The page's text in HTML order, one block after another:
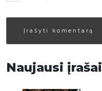
Naujausi įrašai